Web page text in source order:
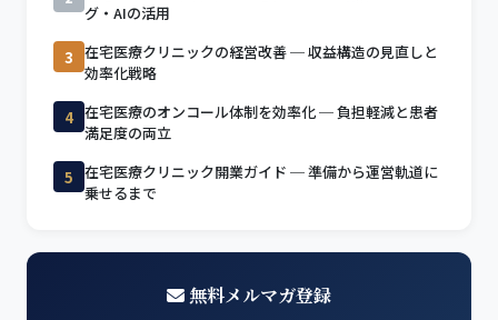
グ・AIの活用
3 在宅医療クリニックの経営改善 ─ 収益構造の見直しと
効率化戦略
4 在宅医療のオンコール体制を効率化 ─ 負担軽減と患者
満足度の両立
5 在宅医療クリニック開業ガイド ─ 準備から運営軌道に
乗せるまで
無料メルマガ登録